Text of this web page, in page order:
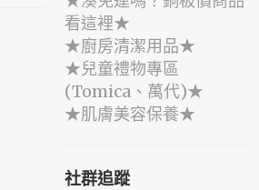
看這裡★
★廚房清潔用品★
★兒童禮物專區
(Tomica、萬代)★
★肌膚美容保養★
社群追蹤